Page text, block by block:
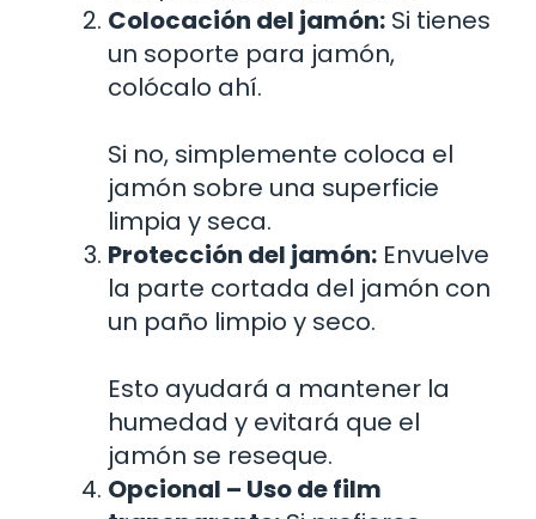
Colocación del jamón: Si tienes
un soporte para jamón,
colócalo ahí.
Si no, simplemente coloca el
jamón sobre una superficie
limpia y seca.
Protección del jamón: Envuelve
la parte cortada del jamón con
un paño limpio y seco.
Esto ayudará a mantener la
humedad y evitará que el
jamón se reseque.
Opcional – Uso de film